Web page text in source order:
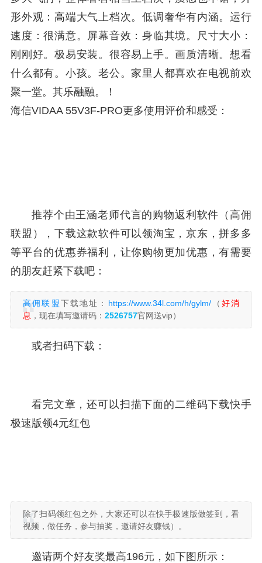
形外观：高端大气上档次。低调奢华有内涵。运行
速度：很满意。屏幕音效：身临其境。尺寸大小：
刚刚好。极易安装。很容易上手。画质清晰。想看
什么都有。小孩。老公。家里人都喜欢在电视前欢
聚一堂。其乐融融。！
海信VIDAA 55V3F-PRO更多使用评价和感受：
推荐个由王涵老师代言的购物返利软件（高佣
联盟），下载这款软件可以领淘宝，京东，拼多多
等平台的优惠券福利，让你购物更加优惠，有需要
的朋友赶紧下载吧：
高佣联盟下载地址： https://www.34l.com/h/gylm/（ 好消
息 ，现在填写邀请码： 2526757官网送vip）
或者扫码下载：
看完文章，还可以扫描下面的二维码下载快手
极速版领4元红包
除了扫码领红包之外，大家还可以在快手极速版做签到，看
视频，做任务，参与抽奖，邀请好友赚钱）。
邀请两个好友奖最高196元，如下图所示：